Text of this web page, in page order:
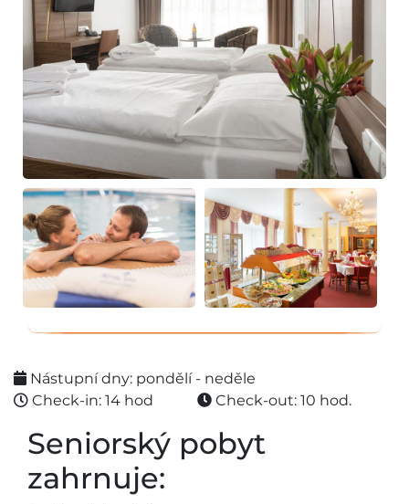
Nástupní dny: pondělí - neděle
Check-in: 14 hod
Check-out: 10 hod.
Seniorský pobyt
zahrnuje: